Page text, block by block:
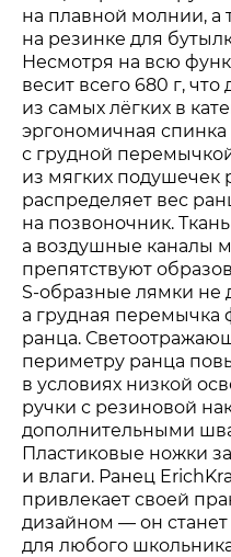
на плавной молнии, а
на резинке для
Несмотря на всю
весит всего 680 г,
из самых лёгких в
эргономичная спинка
с грудной
из мягких подушечек
распределяет вес
на позвоночник.
а воздушные каналы
препятствуют
S-образные лямки не
а грудная перемычка
ранца.
периметру ранца
в условиях низкой
ручки с резиновой
дополнительными
Пластиковые ножки
и влаги. Ранец
привлекает своей
дизайном — он
для любого